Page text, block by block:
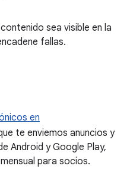
sea visible en la
fallas.
en
te enviemos anuncios y
Android y Google Play,
para socios.